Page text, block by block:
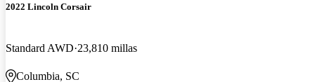
2022 Lincoln Corsair
Standard AWD 23,810 millas
Columbia, SC